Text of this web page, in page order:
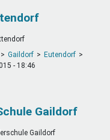
Gaildorf
Eutendorf
- 18:46
Gaildorf
Gaildorf